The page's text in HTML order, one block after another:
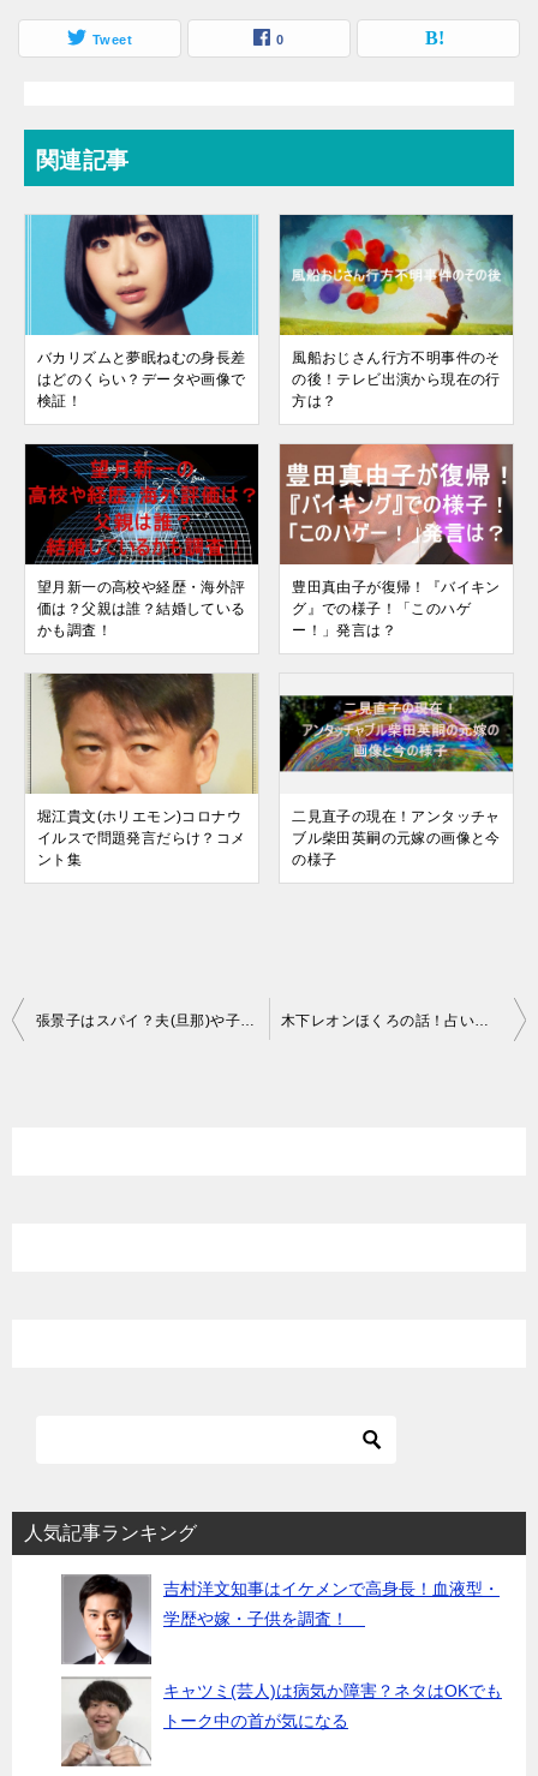
Tweet 0
関連記事
バカリズムと夢眠ねむの身長差
はどのくらい？データや画像で
検証！
風船おじさん行方不明事件のそ
の後！テレビ出演から現在の行
方は？
望月新一の高校や経歴・海外評
価は？父親は誰？結婚している
かも調査！
豊田真由子が復帰！『バイキン
グ』での様子！「このハゲ
ー！」発言は？
堀江貴文(ホリエモン)コロナウ
イルスで問題発言だらけ？コメ
ント集
二見直子の現在！アンタッチャ
ブル柴田英嗣の元嫁の画像と今
の様子
投
人気記事ランキング
吉村洋文知事はイケメンで高身長！血液型・
学歴や嫁・子供を調査！
キャツミ(芸人)は病気か障害？ネタはOKでも
トーク中の首が気になる